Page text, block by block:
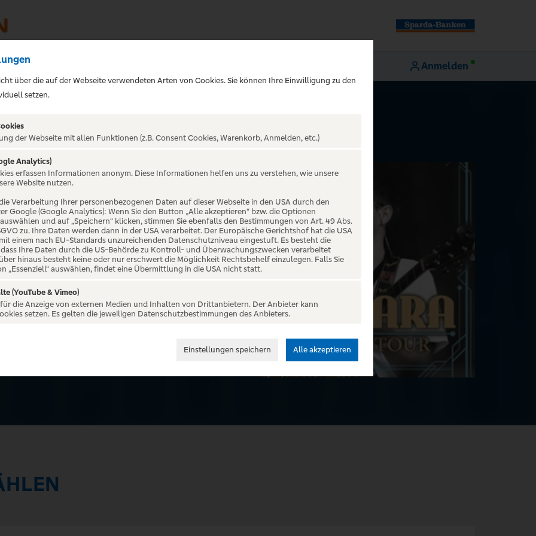
Anmelden
bayerische Singer-Songwriter-
„OIMARA“ (= gebürtiger
über die auf der Webseite verwendeten Arten von Cookies. Sie können Ihre Einwilligung zu den
setzen.
der Webseite mit allen Funktionen (z.B. Consent Cookies, Warenkorb, Anmelden, etc.)
Analytics)
erfassen Informationen anonym. Diese Informationen helfen uns zu verstehen, wie unsere
Website nutzen.
Verarbeitung Ihrer personenbezogenen Daten auf dieser Webseite in den USA durch den
Google (Google Analytics): Wenn Sie den Button „Alle akzeptieren“ bzw. die Optionen
und auf „Speichern“ klicken, stimmen Sie ebenfalls den Bestimmungen von Art. 49 Abs.
zu. Ihre Daten werden dann in der USA verarbeitet. Der Europäische Gerichtshof hat die USA
einem nach EU-Standards unzureichenden Datenschutzniveau eingestuft. Es besteht die
Ihre Daten durch die US-Behörde zu Kontroll- und Überwachungszwecken verarbeitet
hinaus besteht keine oder nur erschwert die Möglichkeit Rechtsbehelf einzulegen. Falls Sie
„Essenziell“ auswählen, findet eine Übermittlung in die USA nicht statt.
(YouTube & Vimeo)
die Anzeige von externen Medien und Inhalten von Drittanbietern. Der Anbieter kann
setzen. Es gelten die jeweiligen Datenschutzbestimmungen des Anbieters.
Einstellungen speichern Alle akzeptieren